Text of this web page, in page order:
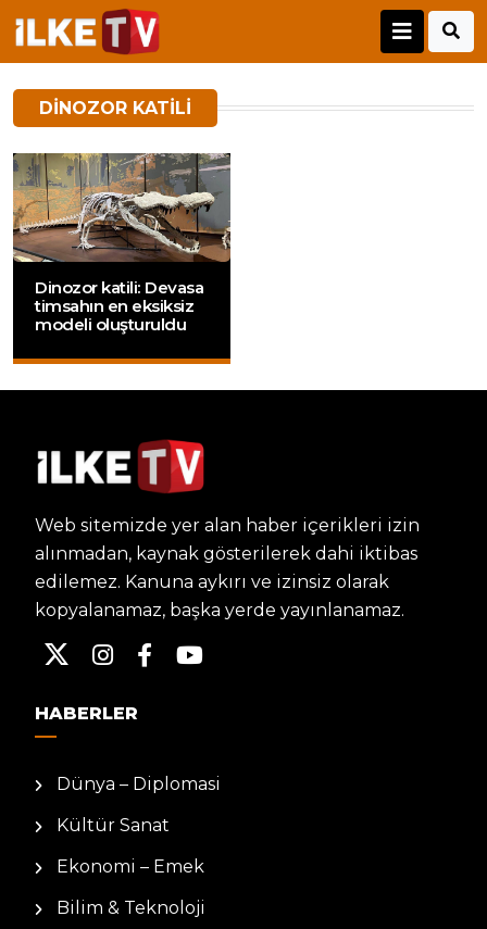
DINOZOR KATILI
Dinozor katili: Devasa
timsahın en eksiksiz
modeli oluşturuldu
Web sitemizde yer alan haber içerikleri izin
alınmadan, kaynak gösterilerek dahi iktibas
edilemez. Kanuna aykırı ve izinsiz olarak
kopyalanamaz, başka yerde yayınlanamaz.
HABERLER
Dünya – Diplomasi
Kültür Sanat
Ekonomi – Emek
Bilim & Teknoloji